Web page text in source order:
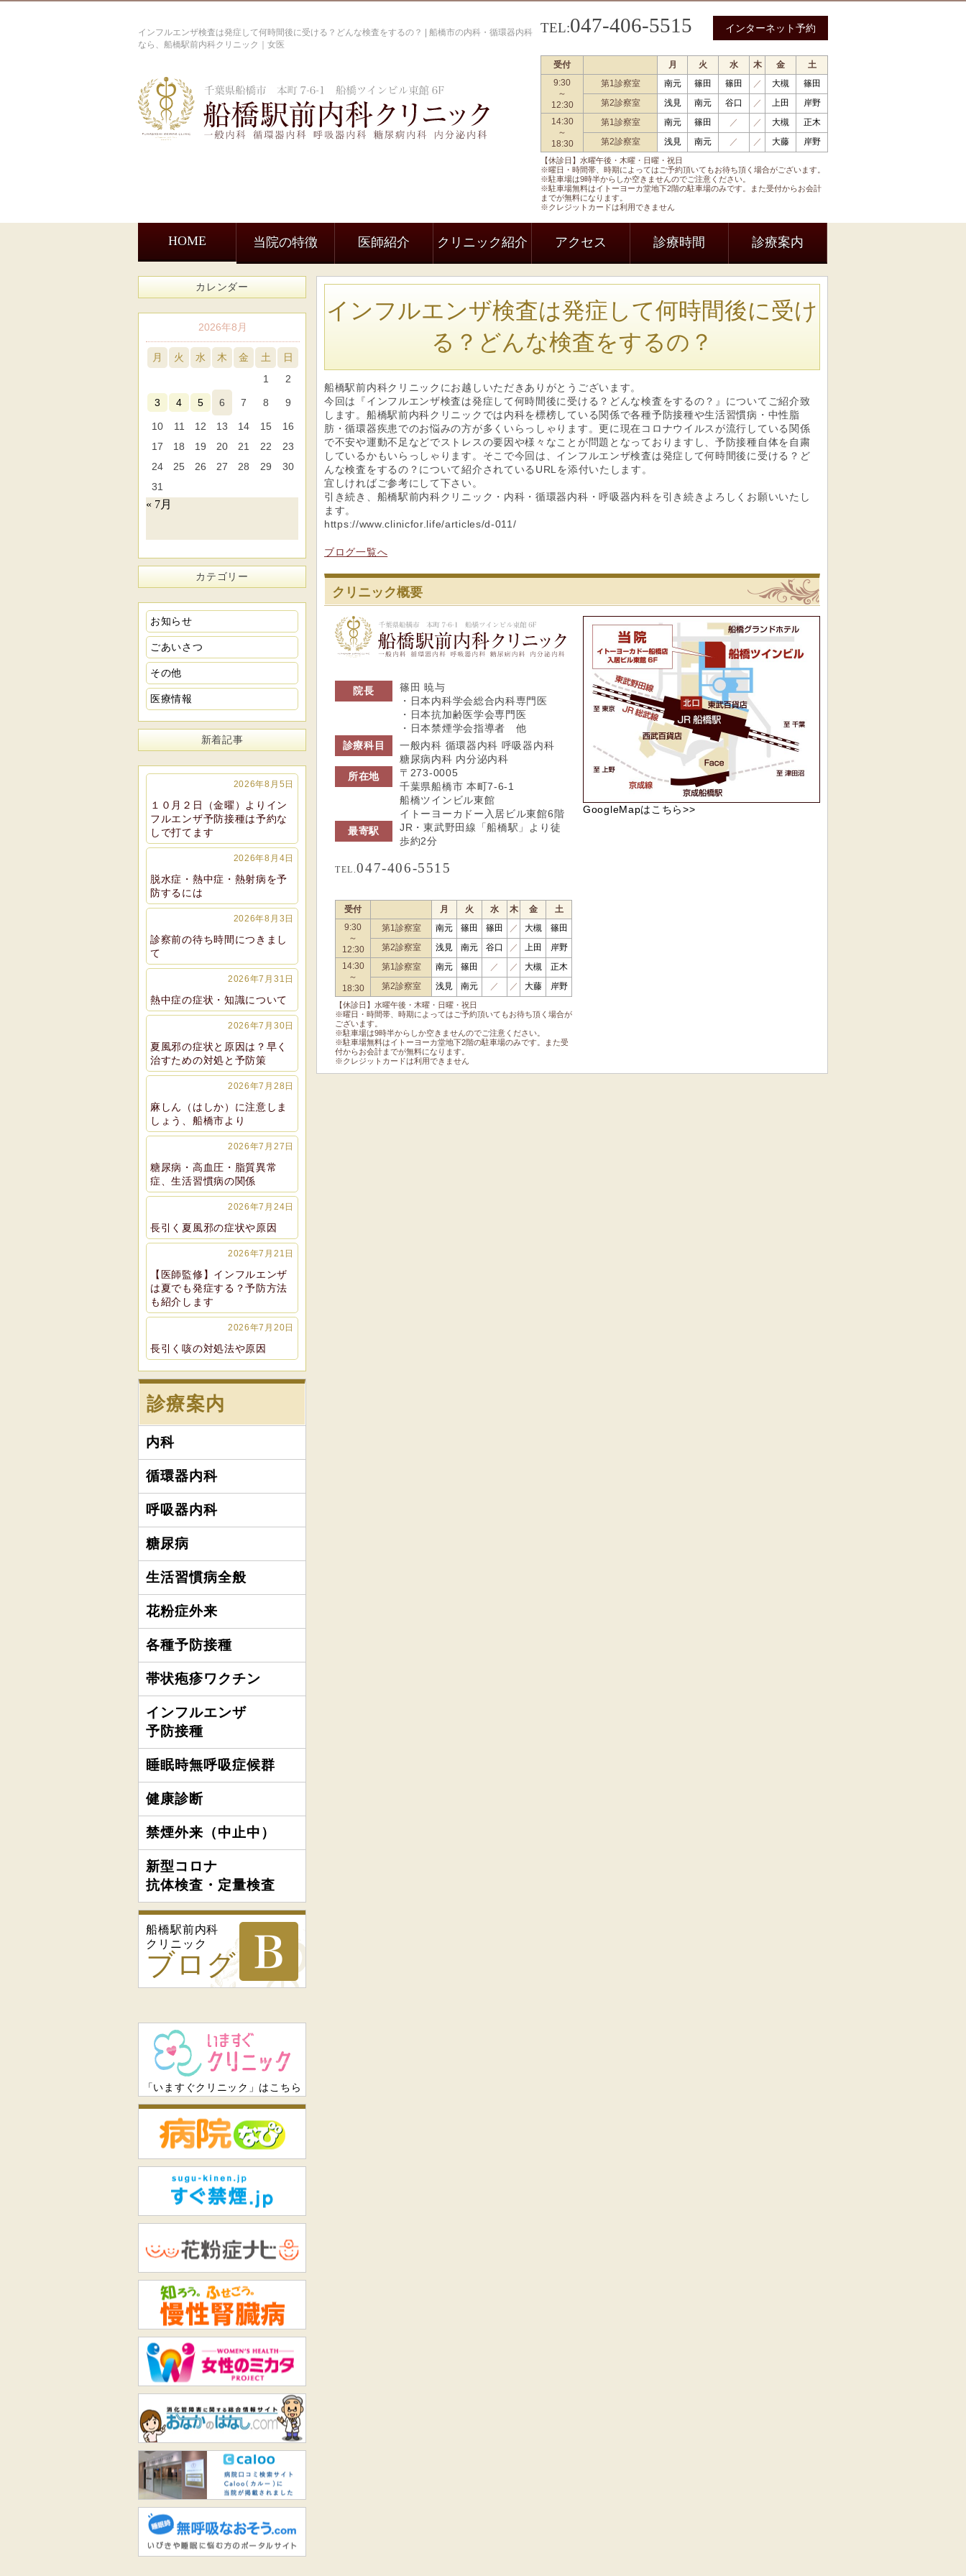
インフルエンザ検査は発症して何時間後に受ける？どんな検査をするの？ | 船橋市の内科・循環器内科
なら、船橋駅前内科クリニック｜女医
船橋駅前内科クリニック 一般内科 循環器内科 呼吸器内科 糖尿病内科 内分泌内科
TEL:047-406-5515 インターネット予約
【休診日】水曜午後・木曜・日曜・祝日
※曜日・時間帯、時期によってはご予約頂いてもお待ち頂く場合がございます。
※駐車場は9時半からしか空きませんのでご注意ください。
※駐車場無料はイトーヨーカ堂地下2階の駐車場のみです。また受付からお会計
までが無料になります。
※クレジットカードは利用できません
受付 月 火 水 木 金
土
9:30
～
12:30
第1診察室 南元 篠田 篠田 ／ 大槻
篠田
第2診察室
浅見 南元 谷口 ／ 上田
岸野
14:30
～
18:30
第1診察室 南元 篠田 ／ ／ 大槻
正木
第2診察室
浅見 南元 ／ ／ 大藤 岸野
HOME 当院の特徴 医師紹介 クリニック紹介 アクセス 診療時間 診療案内
インフルエンザ検査は発症して何時間後に受け
る？どんな検査をするの？
船橋駅前内科クリニックにお越しいただきありがとうございます。
今回は『インフルエンザ検査は発症して何時間後に受ける？どんな検査をするの？』についてご紹介致
します。船橋駅前内科クリニックでは内科を標榜している関係で各種予防接種や生活習慣病・中性脂
肪・循環器疾患でのお悩みの方が多くいらっしゃります。更に現在コロナウイルスが流行している関係
で不安や運動不足などでストレスの要因や様々なことが問題となっておりますし、予防接種自体を自粛
しているかもいらっしゃります。そこで今回は、インフルエンザ検査は発症して何時間後に受ける？ど
んな検査をするの？について紹介されているURLを添付いたします。
宜しければご参考にして下さい。
引き続き、船橋駅前内科クリニック・内科・循環器内科・呼吸器内科を引き続きよろしくお願いいたし
ます。
https://www.clinicfor.life/articles/d-011/
ブログ一覧へ
クリニック概要
船橋駅前内科クリニック
院長
篠田 暁与
・日本内科学会総合内科専門医
・日本抗加齢医学会専門医
・日本禁煙学会指導者 他
診療科目
一般内科 循環器内科 呼吸器内科
糖尿病内科 内分泌内科
所在地
〒273-0005
千葉県船橋市 本町7-6-1
船橋ツインビル東館
イトーヨーカドー入居ビル東館6階
最寄駅
JR・東武野田線「船橋駅」より徒
歩約2分
TEL.047-406-5515
【休診日】水曜午後・木曜・日曜・祝日
※曜日・時間帯、時期によってはご予約頂いてもお待ち頂く場合が
ございます。
※駐車場は9時半からしか空きませんのでご注意ください。
※駐車場無料はイトーヨーカ堂地下2階の駐車場のみです。また受
付からお会計までが無料になります。
※クレジットカードは利用できません
受付 月 火 水 木 金
土
9:30
～
12:30
第1診察室 南元 篠田 篠田 ／ 大槻
篠田
第2診察室
浅見 南元 谷口 ／ 上田
岸野
14:30
～
18:30
第1診察室 南元 篠田 ／ ／ 大槻
正木
第2診察室
浅見 南元 ／ ／ 大藤 岸野
GoogleMapはこちら>>
カレンダー
2026年8月
月 火 水 木 金 土
日
1
2
3 4 5 6 7 8 9
10 11 12 13 14 15
16
17
18 19 20 21 22
23
24
25 26 27 28 29
30
31
« 7月
カテゴリー
お知らせ
ごあいさつ
その他
医療情報
新着記事
2026年8月5日
１０月２日（金曜）よりイン
フルエンザ予防接種は予約な
しで打てます
2026年8月4日
脱水症・熱中症・熱射病を予
防するには
2026年8月3日
診察前の待ち時間につきまし
て
2026年7月31日
熱中症の症状・知識について
2026年7月30日
夏風邪の症状と原因は？早く
治すための対処と予防策
2026年7月28日
麻しん（はしか）に注意しま
しょう、船橋市より
2026年7月27日
糖尿病・高血圧・脂質異常
症、生活習慣病の関係
2026年7月24日
長引く夏風邪の症状や原因
2026年7月21日
【医師監修】インフルエンザ
は夏でも発症する？予防方法
も紹介します
2026年7月20日
長引く咳の対処法や原因
診療案内
内科
循環器内科
呼吸器内科
糖尿病
生活習慣病全般
花粉症外来
各種予防接種
帯状疱疹ワクチン
インフルエンザ
予防接種
睡眠時無呼吸症候群
健康診断
禁煙外来（中止中）
新型コロナ
抗体検査・定量検査
船橋駅前内科
クリニック
ブログ
「いますぐクリニック」はこちら